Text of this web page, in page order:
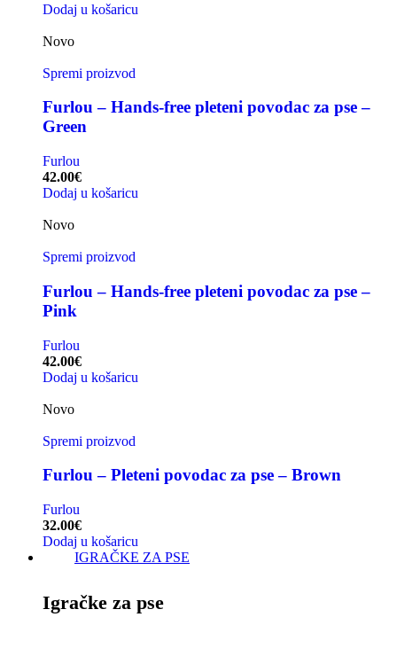
Dodaj u košaricu
Novo
Spremi proizvod
Furlou – Hands-free pleteni povodac za pse –
Green
Furlou
42.00€
Dodaj u košaricu
Novo
Spremi proizvod
Furlou – Hands-free pleteni povodac za pse –
Pink
Furlou
42.00€
Dodaj u košaricu
Novo
Spremi proizvod
Furlou – Pleteni povodac za pse – Brown
Furlou
32.00€
Dodaj u košaricu
IGRAČKE ZA PSE
Igračke za pse